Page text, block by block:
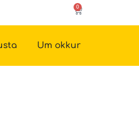
0
Um okkur